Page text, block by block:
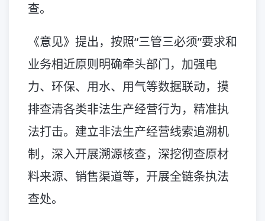
查。
《意见》提出，按照“三管三必须”要求和
业务相近原则明确牵头部门，加强电
力、环保、用水、用气等数据联动，摸
排查清各类非法生产经营行为，精准执
法打击。建立非法生产经营线索追溯机
制，深入开展溯源核查，深挖彻查原材
料来源、销售渠道等，开展全链条执法
查处。